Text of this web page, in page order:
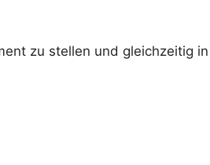
zu stellen und gleichzeitig